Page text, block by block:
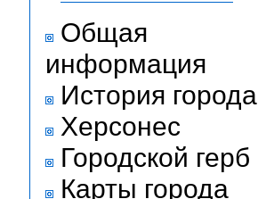
Общая
информация
История города
Херсонес
Городской герб
Карты города